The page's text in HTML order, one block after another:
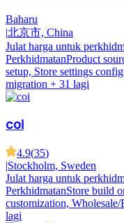
Baharu
|北京市, China
Julat harga untuk
PerkhidmatanProduct
setup, Store settings
migration + 31 lagi
coi
4.9(35)
|Stockholm, Sweden
Julat harga untuk
PerkhidmatanStore build
customization,
lagi